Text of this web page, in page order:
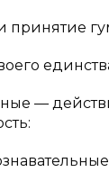
принятие
—